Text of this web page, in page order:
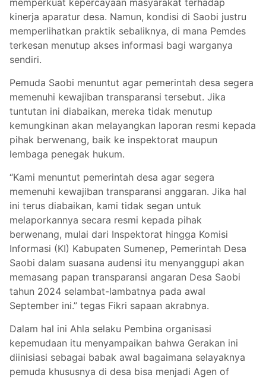
memperkuat kepercayaan masyarakat terhadap
kinerja aparatur desa. Namun, kondisi di Saobi justru
memperlihatkan praktik sebaliknya, di mana Pemdes
terkesan menutup akses informasi bagi warganya
sendiri.
Pemuda Saobi menuntut agar pemerintah desa segera
memenuhi kewajiban transparansi tersebut. Jika
tuntutan ini diabaikan, mereka tidak menutup
kemungkinan akan melayangkan laporan resmi kepada
pihak berwenang, baik ke inspektorat maupun
lembaga penegak hukum.
“Kami menuntut pemerintah desa agar segera
memenuhi kewajiban transparansi anggaran. Jika hal
ini terus diabaikan, kami tidak segan untuk
melaporkannya secara resmi kepada pihak
berwenang, mulai dari Inspektorat hingga Komisi
Informasi (KI) Kabupaten Sumenep, Pemerintah Desa
Saobi dalam suasana audensi itu menyanggupi akan
memasang papan transparansi angaran Desa Saobi
tahun 2024 selambat-lambatnya pada awal
September ini.” tegas Fikri sapaan akrabnya.
Dalam hal ini Ahla selaku Pembina organisasi
kepemudaan itu menyampaikan bahwa Gerakan ini
diinisiasi sebagai babak awal bagaimana selayaknya
pemuda khususnya di desa bisa menjadi Agen of